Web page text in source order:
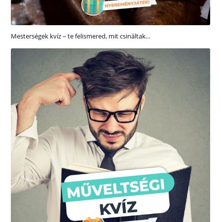
Mesterségek kvíz – te felismered, mit csináltak…